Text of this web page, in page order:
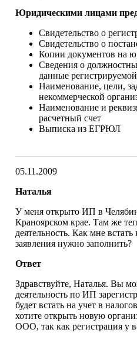
Юридическими лицами
Свидетельство о
Свидетельство о
Копии документов на
Сведения о
данные
Наименование, цели,
некоммерческой
Наименование и
расчетный счет
Выписка из ЕГРЮЛ
05.11.2009
Наталья
У меня открыто ИП в
Краноярском крае. Там же
деятельность. Как мне
заявления нужно заполнить?
Ответ
Здравствуйте, Наталья. Вы
деятельность по ИП
будет встать на учет в
хотите открыть новую
ООО, так как регистрация у